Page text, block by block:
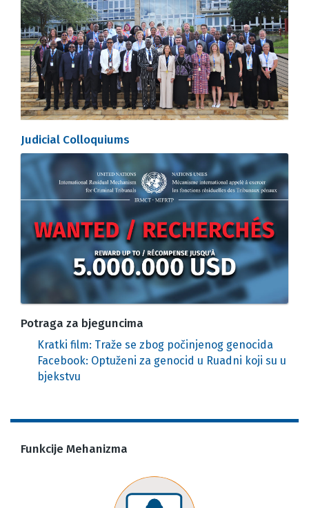
Judicial Colloquiums
Potraga za bjeguncima
Kratki film: Traže se zbog počinjenog genocida
Facebook: Optuženi za genocid u Ruadni koji su u
bjekstvu
Funkcije Mehanizma